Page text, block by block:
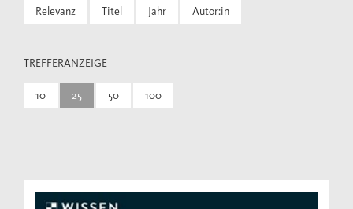
Relevanz Titel Jahr Autor:in
TREFFERANZEIGE
10 25 50 100